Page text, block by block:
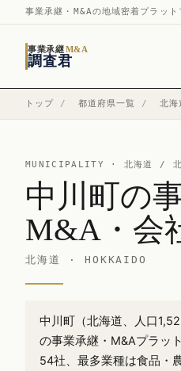
事業承継・M&Aの地域密着プラット
事業承継M&A
調査君
トップ / 都道府県一覧 / 北海
MUNICIPALITY · 北海道 / 北
中川町の
M&A・会
北海道 · HOKKAIDO
中川町（北海道、人口
の事業承継・M&Aプラッ
54社、最多業種は食品・